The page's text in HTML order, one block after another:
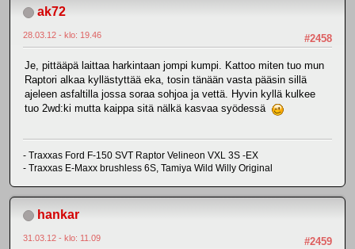
ak72
#2458
28.03.12 - klo: 19.46
Je, pittääpä laittaa harkintaan jompi kumpi. Kattoo miten tuo mun
Raptori alkaa kyllästyttää eka, tosin tänään vasta pääsin sillä
ajeleen asfaltilla jossa soraa sohjoa ja vettä. Hyvin kyllä kulkee
tuo 2wd:ki mutta kaippa sitä nälkä kasvaa syödessä
- Traxxas Ford F-150 SVT Raptor Velineon VXL 3S -EX
- Traxxas E-Maxx brushless 6S, Tamiya Wild Willy Original
hankar
#2459
31.03.12 - klo: 11.09